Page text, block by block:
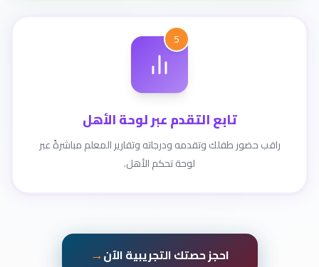
5
تابع التقدم عبر لوحة الأهل
راقب حضور طفلك وتقدمه ودرجاته وتقارير المعلم مباشرةً عبر
لوحة تحكم الأهل.
احجز حصتك التجريبية الآن→